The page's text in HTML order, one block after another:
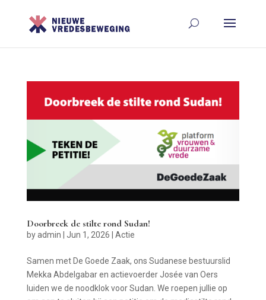
Doorbreek de stilte rond Sudan!
byadmin | Jun 1, 2026 | Actie
Samen met De Goede Zaak, ons Sudanese bestuurslid
Mekka Abdelgabar en actievoerder Josée van Oers
luiden we de noodklok voor Sudan. We roepen jullie op